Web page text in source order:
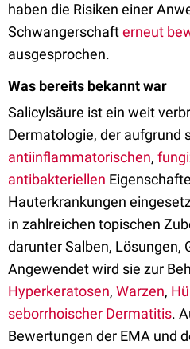
haben die Risiken einer
Schwangerschafterneut
ausgesprochen.
Was bereits bekannt war
Salicylsäure ist ein weit
Dermatologie, der aufgrund
antiinflammatorischen,
antibakteriellen
Hauterkrankungen
in zahlreichen topischen
darunter Salben, Lösungen,
Angewendet wird sie zur
Hyperkeratosen, Warzen,
seborrhoischer Dermatitis.
Bewertungen der EMA und